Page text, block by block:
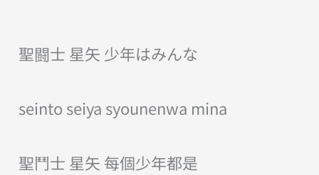
聖闘士 星矢 少年はみんな
seinto seiya syounenwa mina
聖鬥士 星矢 每個少年都是